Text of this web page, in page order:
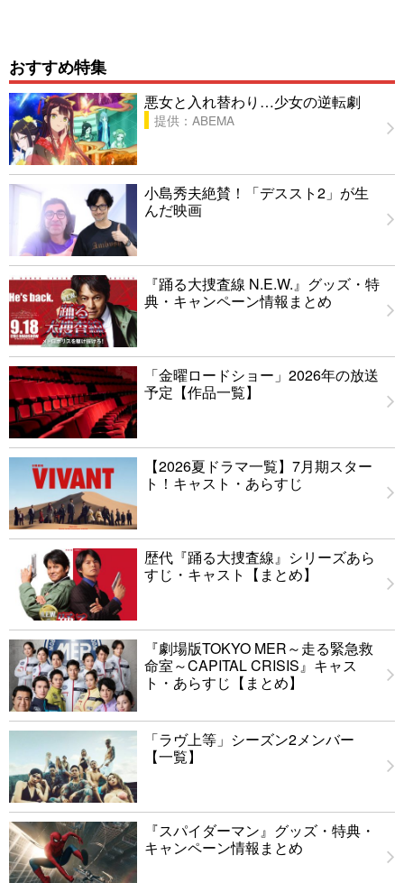
おすすめ特集
悪女と入れ替わり…少女の逆転劇
提供：ABEMA
小島秀夫絶賛！「デススト2」が生
んだ映画
『踊る大捜査線 N.E.W.』グッズ・特
典・キャンペーン情報まとめ
「金曜ロードショー」2026年の放送
予定【作品一覧】
【2026夏ドラマ一覧】7月期スター
ト！キャスト・あらすじ
歴代『踊る大捜査線』シリーズあら
すじ・キャスト【まとめ】
『劇場版TOKYO MER～走る緊急救
命室～CAPITAL CRISIS』キャス
ト・あらすじ【まとめ】
「ラヴ上等」シーズン2メンバー
【一覧】
『スパイダーマン』グッズ・特典・
キャンペーン情報まとめ